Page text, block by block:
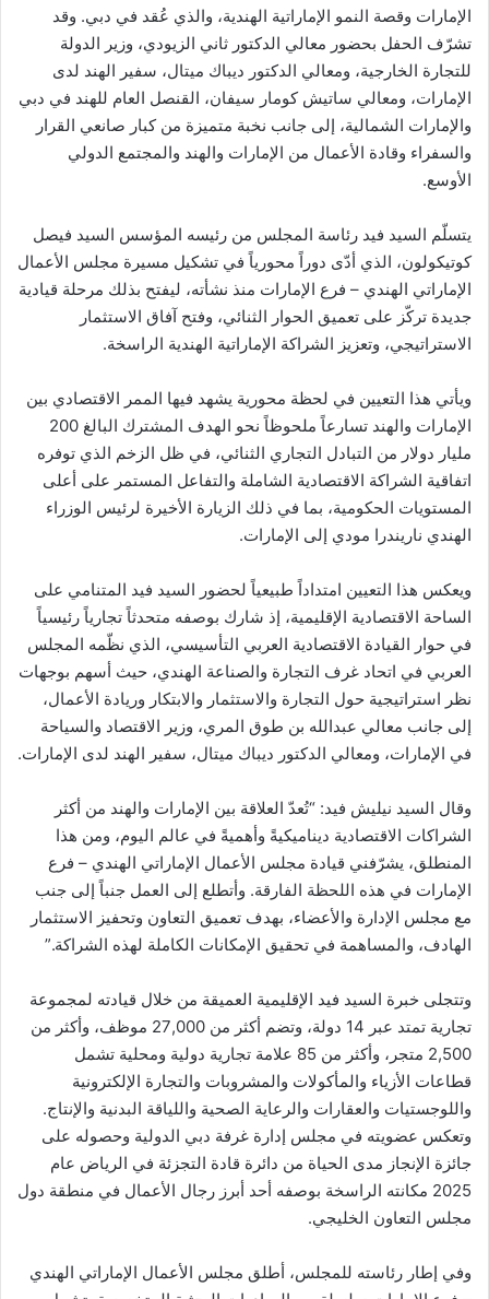
الإمارات وقصة النمو الإماراتية الهندية، والذي عُقد في دبي. وقد
تشرّف الحفل بحضور معالي الدكتور ثاني الزيودي، وزير الدولة
للتجارة الخارجية، ومعالي الدكتور ديباك ميتال، سفير الهند لدى
الإمارات، ومعالي ساتيش كومار سيفان، القنصل العام للهند في دبي
والإمارات الشمالية، إلى جانب نخبة متميزة من كبار صانعي القرار
والسفراء وقادة الأعمال من الإمارات والهند والمجتمع الدولي
الأوسع.
يتسلّم السيد فيد رئاسة المجلس من رئيسه المؤسس السيد فيصل
كوتيكولون، الذي أدّى دوراً محورياً في تشكيل مسيرة مجلس الأعمال
الإماراتي الهندي – فرع الإمارات منذ نشأته، ليفتح بذلك مرحلة قيادية
جديدة تركّز على تعميق الحوار الثنائي، وفتح آفاق الاستثمار
الاستراتيجي، وتعزيز الشراكة الإماراتية الهندية الراسخة.
ويأتي هذا التعيين في لحظة محورية يشهد فيها الممر الاقتصادي بين
الإمارات والهند تسارعاً ملحوظاً نحو الهدف المشترك البالغ 200
مليار دولار من التبادل التجاري الثنائي، في ظل الزخم الذي توفره
اتفاقية الشراكة الاقتصادية الشاملة والتفاعل المستمر على أعلى
المستويات الحكومية، بما في ذلك الزيارة الأخيرة لرئيس الوزراء
الهندي ناريندرا مودي إلى الإمارات.
ويعكس هذا التعيين امتداداً طبيعياً لحضور السيد فيد المتنامي على
الساحة الاقتصادية الإقليمية، إذ شارك بوصفه متحدثاً تجارياً رئيسياً
في حوار القيادة الاقتصادية العربي التأسيسي، الذي نظّمه المجلس
العربي في اتحاد غرف التجارة والصناعة الهندي، حيث أسهم بوجهات
نظر استراتيجية حول التجارة والاستثمار والابتكار وريادة الأعمال،
إلى جانب معالي عبدالله بن طوق المري، وزير الاقتصاد والسياحة
في الإمارات، ومعالي الدكتور ديباك ميتال، سفير الهند لدى الإمارات.
وقال السيد نيليش فيد: “تُعدّ العلاقة بين الإمارات والهند من أكثر
الشراكات الاقتصادية ديناميكيةً وأهميةً في عالم اليوم، ومن هذا
المنطلق، يشرّفني قيادة مجلس الأعمال الإماراتي الهندي – فرع
الإمارات في هذه اللحظة الفارقة. وأتطلع إلى العمل جنباً إلى جنب
مع مجلس الإدارة والأعضاء، بهدف تعميق التعاون وتحفيز الاستثمار
الهادف، والمساهمة في تحقيق الإمكانات الكاملة لهذه الشراكة.”
وتتجلى خبرة السيد فيد الإقليمية العميقة من خلال قيادته لمجموعة
تجارية تمتد عبر 14 دولة، وتضم أكثر من 27,000 موظف، وأكثر من
2,500 متجر، وأكثر من 85 علامة تجارية دولية ومحلية تشمل
قطاعات الأزياء والمأكولات والمشروبات والتجارة الإلكترونية
واللوجستيات والعقارات والرعاية الصحية واللياقة البدنية والإنتاج.
وتعكس عضويته في مجلس إدارة غرفة دبي الدولية وحصوله على
جائزة الإنجاز مدى الحياة من دائرة قادة التجزئة في الرياض عام
2025 مكانته الراسخة بوصفه أحد أبرز رجال الأعمال في منطقة دول
مجلس التعاون الخليجي.
وفي إطار رئاسته للمجلس، أطلق مجلس الأعمال الإماراتي الهندي